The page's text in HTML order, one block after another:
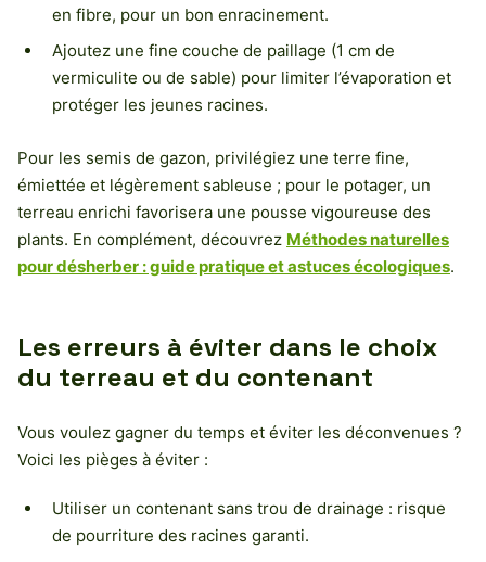
en fibre, pour un bon enracinement.
Ajoutez une fine couche de paillage (1 cm de
vermiculite ou de sable) pour limiter l’évaporation et
protéger les jeunes racines.
Pour les semis de gazon, privilégiez une terre fine,
émiettée et légèrement sableuse ; pour le potager, un
terreau enrichi favorisera une pousse vigoureuse des
plants. En complément, découvrez Méthodes naturelles
pour désherber : guide pratique et astuces écologiques.
Les erreurs à éviter dans le choix
du terreau et du contenant
Vous voulez gagner du temps et éviter les déconvenues ?
Voici les pièges à éviter :
Utiliser un contenant sans trou de drainage : risque
de pourriture des racines garanti.